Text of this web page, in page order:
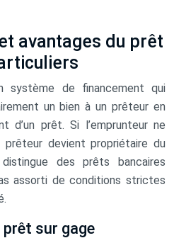
avantages du prêt
de financement qui
un bien à un prêteur en
d’un prêt. Si l’emprunteur ne
devient propriétaire du
des prêts bancaires
assorti de conditions strictes
sur gage